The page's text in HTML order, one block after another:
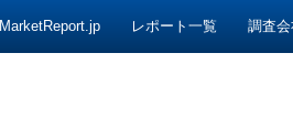
MarketReport.jp
レポート一覧 調査